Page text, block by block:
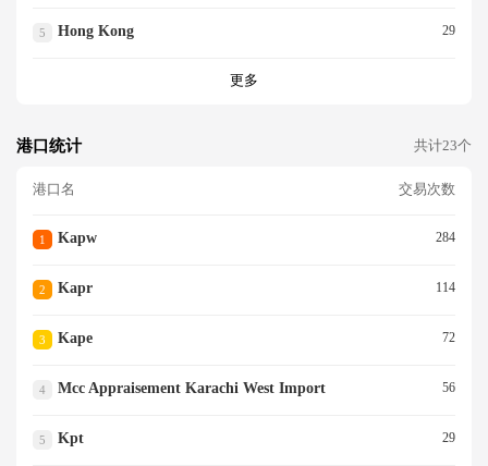
5 Hong Kong 29
更多
港口统计 共计23个
港口名 交易次数
1 Kapw 284
2 Kapr 114
3 Kape 72
4 Mcc Appraisement Karachi West Import 56
5 Kpt 29